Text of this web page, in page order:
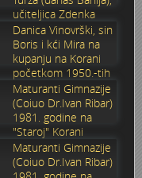
Karlovac
i Edi Kraljić
- utemeljen 1924.
- Igor Mihelić
učiteljica Zdenka
Sabolić
Danica Vinovrški, sin
Boris i kći Mira na
kupanju na Korani
početkom 1950.-tih
godina
Maturanti Gimnazije
(Coiuo Dr.Ivan Ribar)
1981. godine na
"Staroj" Korani
Maturanti Gimnazije
(Coiuo Dr.Ivan Ribar)